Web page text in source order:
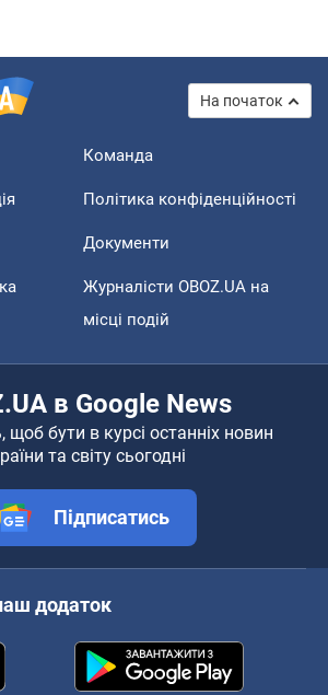
На початок
Команда
Політика конфіденційності
Документи
Журналісти OBOZ.UA на
місці подій
в Google News
щоб бути в курсі останніх новин
та світу сьогодні
Підписатись
додаток